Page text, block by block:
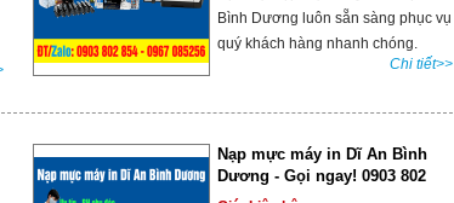
Bình Dương luôn sẵn sàng phục vụ
quý khách hàng nhanh chóng.
Chi tiết>>
Nạp mực máy in Dĩ An Bình
Dương - Gọi ngay! 0903 802
854